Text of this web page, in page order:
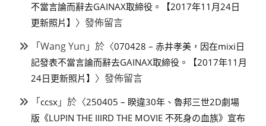
不當言論而辭去GAINAX取締役。【2017年11月24日
更新照片】 〉發佈留言
「Wang Yun 」於〈070428 – 赤井孝美，因在mixi日
記發表不當言論而辭去GAINAX取締役。【2017年11月
24日更新照片】 〉發佈留言
「ccsx 」於〈250405 – 睽違30年、魯邦三世2D劇場
版《LUPIN THE IIIRD THE MOVIE 不死身の血族》宣布